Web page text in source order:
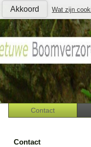
Contact
Contact
Akkoord Wat zijn